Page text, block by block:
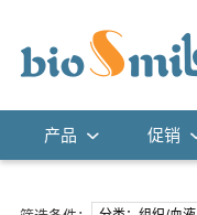
产品 促销